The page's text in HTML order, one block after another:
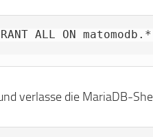
ALL ON
verlasse die MariaDB-